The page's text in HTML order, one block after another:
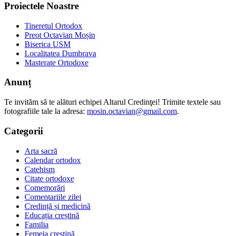
Proiectele Noastre
Tineretul Ortodox
Preot Octavian Moșin
Biserica USM
Localitatea Dumbrava
Masterate Ortodoxe
Anunț
Te invităm să te alături echipei Altarul Credinţei! Trimite textele sau
fotografiile tale la adresa: mosin.octavian@gmail.com.
Categorii
Arta sacră
Calendar ortodox
Catehism
Citate ortodoxe
Comemorări
Comentariile zilei
Credință și medicină
Educația creștină
Familia
Femeia creștină